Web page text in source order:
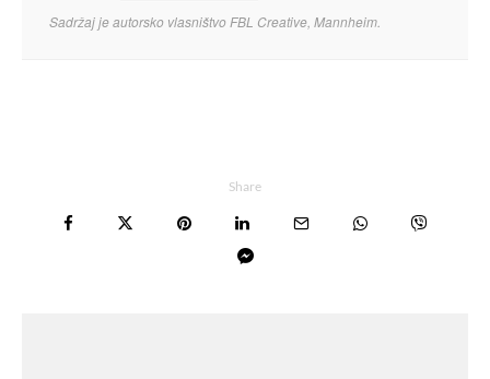
Sadržaj je autorsko vlasništvo FBL Creative, Mannheim.
Share